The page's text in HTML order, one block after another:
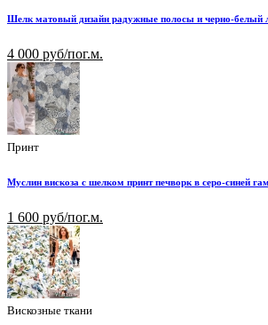
Шелк матовый дизайн радужные полосы и черно-белый
4 000 руб/пог.м.
Принт
Муслин вискоза с шелком принт печворк в серо-синей
1 600 руб/пог.м.
Вискозные ткани